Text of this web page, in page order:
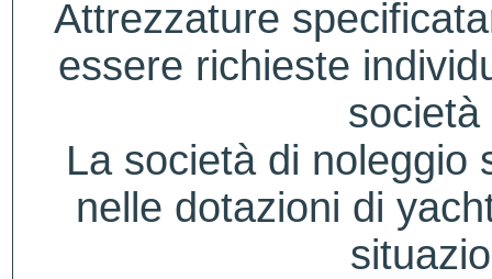
Attrezzature
essere richieste
La società di noleggio
nelle dotazioni di